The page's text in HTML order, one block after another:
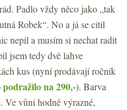
Padlo vždy něco jako „tak
Robek“. No a já se cítil
nepil a musím si nechat radit
jsem tedy dvě lahve
kus (nyní prodávají ročník
podražilo na 290,-). Barva
Ve vůni hodně výrazné,